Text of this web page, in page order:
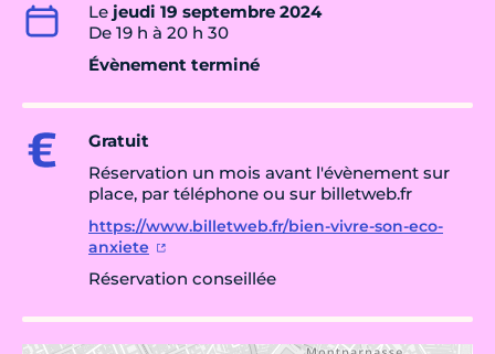
Le jeudi 19 septembre 2024
De 19 h à 20 h 30
Évènement terminé
Gratuit
Réservation un mois avant l'évènement sur
place, par téléphone ou sur billetweb.fr
https://www.billetweb.fr/bien-vivre-son-eco-
anxiete
Réservation conseillée